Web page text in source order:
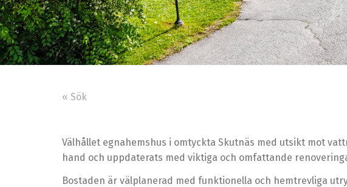
« Sök
Välhållet egnahemshus i omtyckta Skutnäs med utsikt mot
hand och uppdaterats med viktiga och omfattande
Bostaden är välplanerad med funktionella och hemtrevliga